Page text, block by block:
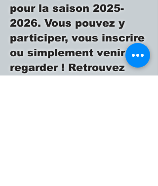
pour la saison 2025-
2026. Vous pouvez y
participer, vous inscrire
ou simplement venir
regarder ! Retrouvez